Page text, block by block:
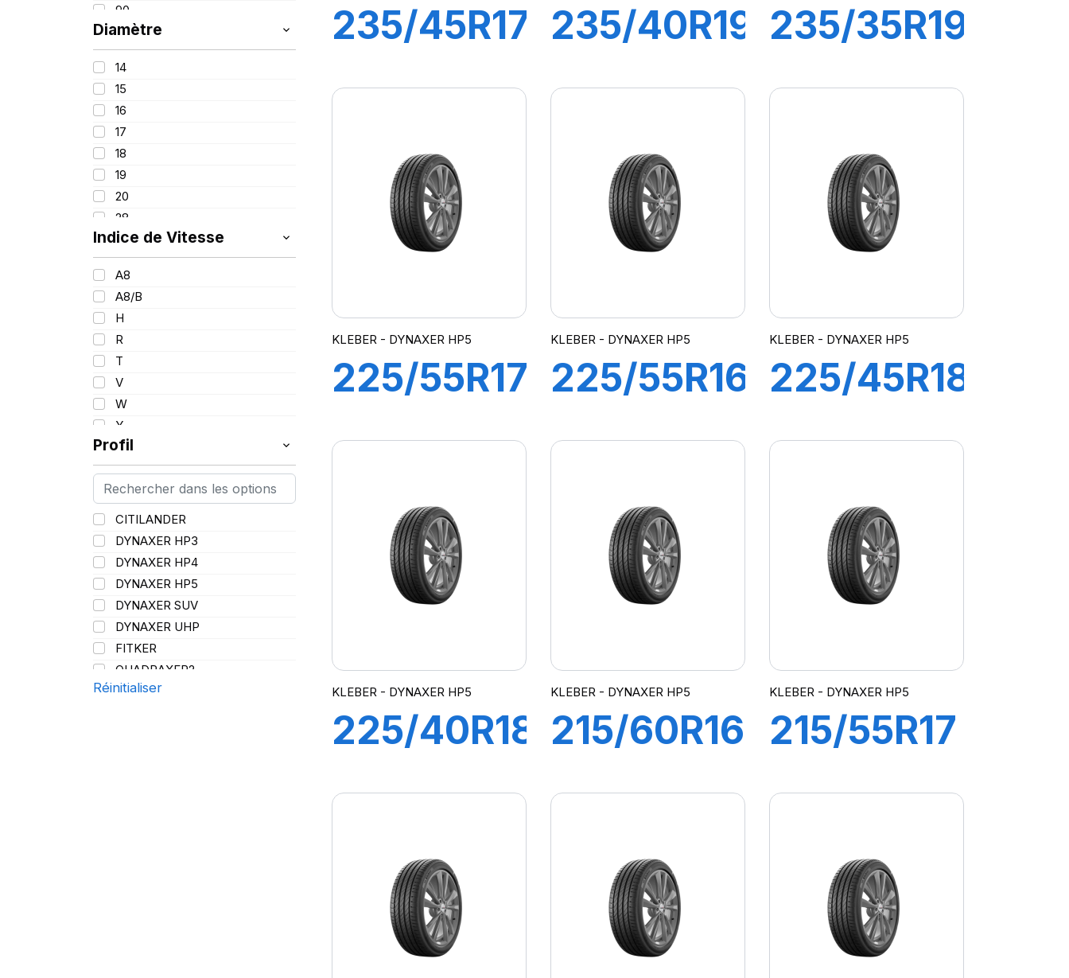
90
91
92
93
94
95
96
97
98
99
100
101
102/100
103
103/101
104/102
105
107/105
109
109/106
109/107
110/108
112A8/109B
114/111
115/113
116/113
116/114
127/127
144/141
Diamètre
14
15
16
17
18
19
20
28
Indice de Vitesse
A8
A8/B
H
R
T
V
W
Y
Profil
CITILANDER
DYNAXER HP3
DYNAXER HP4
DYNAXER HP5
DYNAXER SUV
DYNAXER UHP
FITKER
QUADRAXER2
SUP 8L
Réinitialiser
235/45R17
HP5
235/40R19
HP5
235/35R19
HP5
KLEBER - DYNAXER HP5
225/55R17
HP5
KLEBER - DYNAXER HP5
225/55R16
HP5
KLEBER - DYNAXER HP5
225/45R18
HP5
KLEBER - DYNAXER HP5
225/40R18
HP5
KLEBER - DYNAXER HP5
215/60R16
HP5
KLEBER - DYNAXER HP5
215/55R17
HP5